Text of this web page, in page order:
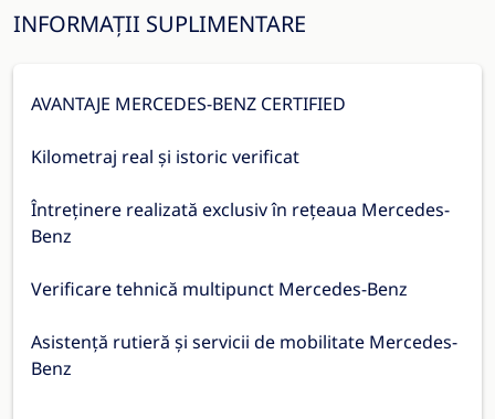
INFORMAȚII SUPLIMENTARE
AVANTAJE MERCEDES-BENZ CERTIFIED
Kilometraj real și istoric verificat
Întreținere realizată exclusiv în rețeaua Mercedes-
Benz
Verificare tehnică multipunct Mercedes-Benz
Asistență rutieră și servicii de mobilitate Mercedes-
Benz